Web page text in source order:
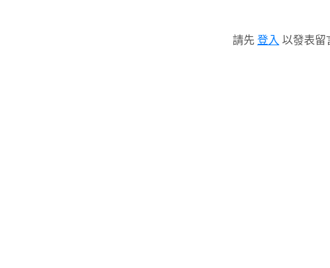
請先 登入 以發表留